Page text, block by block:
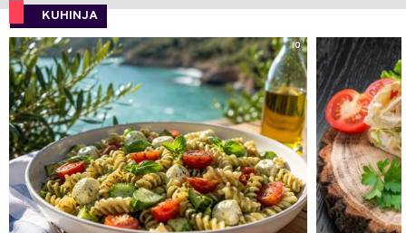
KUHINJA
0